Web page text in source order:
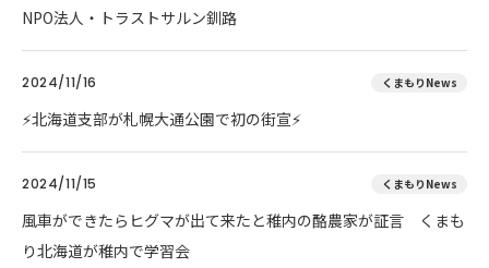
NPO法人・トラストサルン釧路
2024/11/16 くまもりNews
⚡北海道支部が札幌大通公園で初の街宣⚡
2024/11/15 くまもりNews
風車ができたらヒグマが出て来たと稚内の酪農家が証言 くまも
り北海道が稚内で学習会